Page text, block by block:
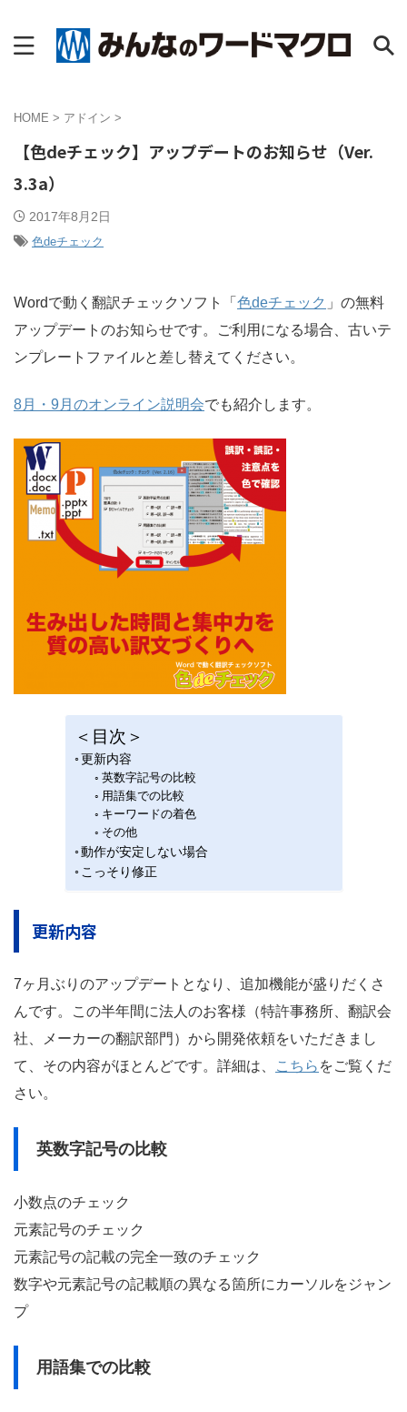
HOME > アドイン >
【色deチェック】アップデートのお知らせ（Ver.
3.3a）
2017年8月2日
色deチェック
Wordで動く翻訳チェックソフト「 色deチェック 」の無料
アップデートのお知らせです。ご利用になる場合、古いテ
ンプレートファイルと差し替えてください。
8月・9月のオンライン説明会でも紹介します。
＜目次＞
更新内容
英数字記号の比較
用語集での比較
キーワードの着色
その他
動作が安定しない場合
こっそり修正
更新内容
7ヶ月ぶりのアップデートとなり、追加機能が盛りだくさ
んです。この半年間に法人のお客様（特許事務所、翻訳会
社、メーカーの翻訳部門）から開発依頼をいただきまし
て、その内容がほとんどです。詳細は、
こちら をご覧くだ
さい。
英数字記号の比較
小数点のチェック
元素記号のチェック
元素記号の記載の完全一致のチェック
数字や元素記号の記載順の異なる箇所にカーソルをジャン
プ
用語集での比較